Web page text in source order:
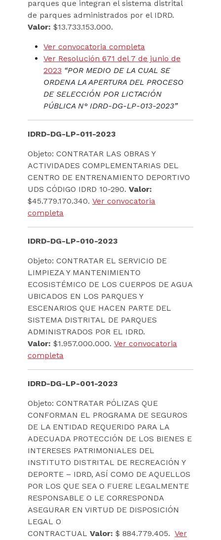
parques que integran el sistema distrital
de parques administrados por el IDRD.
Valor: $13.733.153.000.
Ver convocatoria completa
Ver Resolución 671 del 7 de junio de
2023 “POR MEDIO DE LA CUAL SE
ORDENA LA APERTURA DEL PROCESO
DE SELECCIÓN POR LICTACIÓN
PÚBLICA N° IDRD-DG-LP-013-2023”
IDRD-DG-LP-011-2023
Objeto: CONTRATAR LAS OBRAS Y
ACTIVIDADES COMPLEMENTARIAS DEL
CENTRO DE ENTRENAMIENTO DEPORTIVO
UDS CÓDIGO IDRD 10-290. Valor:
$45.779.170.340. Ver convocatoria
completa
IDRD-DG-LP-010-2023
Objeto: CONTRATAR EL SERVICIO DE
LIMPIEZA Y MANTENIMIENTO
ECOSISTÉMICO DE LOS CUERPOS DE AGUA
UBICADOS EN LOS PARQUES Y
ESCENARIOS QUE HACEN PARTE DEL
SISTEMA DISTRITAL DE PARQUES
ADMINISTRADOS POR EL IDRD.
Valor: $1.957.000.000. Ver convocatoria
completa
IDRD-DG-LP-001-2023
Objeto: CONTRATAR PÓLIZAS QUE
CONFORMAN EL PROGRAMA DE SEGUROS
DE LA ENTIDAD REQUERIDO PARA LA
ADECUADA PROTECCIÓN DE LOS BIENES E
INTERESES PATRIMONIALES DEL
INSTITUTO DISTRITAL DE RECREACIÓN Y
DEPORTE – IDRD, ASÍ COMO DE AQUELLOS
POR LOS QUE SEA O FUERE LEGALMENTE
RESPONSABLE O LE CORRESPONDA
ASEGURAR EN VIRTUD DE DISPOSICIÓN
LEGAL O
CONTRACTUAL Valor: $ 884.779.405. Ver